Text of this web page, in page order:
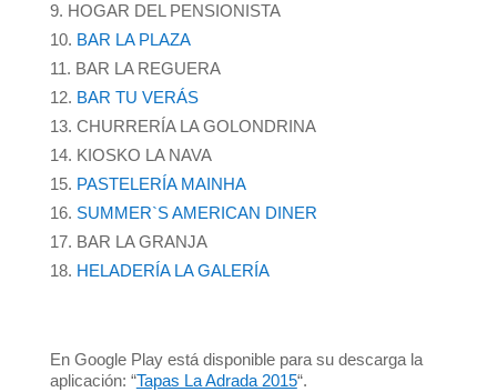
HOGAR DEL PENSIONISTA
BAR LA PLAZA
BAR LA REGUERA
BAR TU VERÁS
CHURRERÍA LA GOLONDRINA
KIOSKO LA NAVA
PASTELERÍA MAINHA
SUMMER`S AMERICAN DINER
BAR LA GRANJA
HELADERÍA LA GALERÍA
En Google Play está disponible para su descarga la
aplicación: “Tapas La Adrada 2015“.